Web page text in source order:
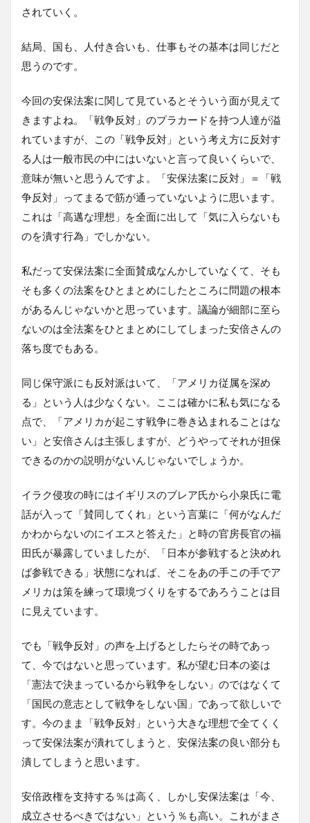
されていく。
結局、国も、人付き合いも、仕事もその基本は同じだと
思うのです。
今回の安保法案に関して見ているとそういう面が見えて
きますよね。「戦争反対」のプラカードを持つ人達が溢
れていますが、この「戦争反対」という考え方に反対す
る人は一般市民の中にはいないと言って良いくらいで、
意味が無いと思うんですよ。「安保法案に反対」＝「戦
争反対」ってまるで筋が通っていないように思います。
これは「高邁な理想」を全面に出して「気に入らないも
のを潰す行為」でしかない。
私だって安保法案に全面賛成なんかしていなくて、そも
そも多くの法案をひとまとめにしたところに問題の根本
があるんじゃないかと思っています。議論が細部に至ら
ないのは全法案をひとまとめにしてしまった安倍さんの
落ち度でもある。
同じ保守派にも反対派はいて、「アメリカ従属を深め
る」という人は少なくない。ここは確かに私も気になる
点で、「アメリカが起こす戦争に巻き込まれることはな
い」と安倍さんは主張しますが、どうやってそれが担保
できるのかの説明がないんじゃないでしょうか。
イラク侵攻の時にはイギリスのブレア氏から小泉氏に電
話が入って「賛同してくれ」という言葉に「何がなんだ
かわからないのにイエスと答えた」と時の官房長官の福
田氏が暴露していましたが、「日本が参戦すると決めれ
ば参戦できる」状態になれば、そこをあの手この手でア
メリカは策を練って環境づくりをするであろうことは目
に見えています。
でも「戦争反対」の声を上げるとしたらその時であっ
て、今ではないと思っています。私が望む日本の姿は
「憲法で決まっているから戦争をしない」のではなくて
「国民の意志として戦争をしない国」であって欲しいで
す。今のまま「戦争反対」という大きな理想で全てくく
って安保法案が潰れてしまうと、安保法案の良い部分も
潰してしまうと思います。
安倍政権を支持する％は高く、しかし安保法案は「今、
成立させるべきではない」という％も高い。これがまさ